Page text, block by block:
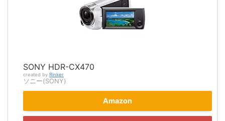
SONY HDR-CX470
created by Rinker
ソニー(SONY)
Amazon